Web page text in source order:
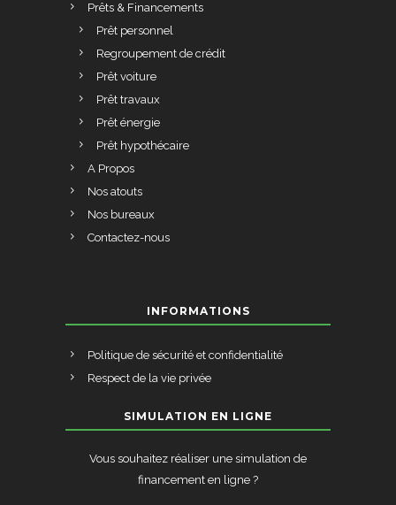
Prêts & Financements
Prêt personnel
Regroupement de crédit
Prêt voiture
Prêt travaux
Prêt énergie
Prêt hypothécaire
A Propos
Nos atouts
Nos bureaux
Contactez-nous
INFORMATIONS
Politique de sécurité et confidentialité
Respect de la vie privée
SIMULATION EN LIGNE
Vous souhaitez réaliser une simulation de
financement en ligne ?